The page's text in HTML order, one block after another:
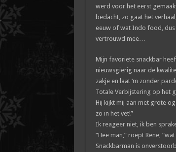
werd voor het eerst
bedacht, zo gaat het
eeuw of wat Indo food, dus
vertrouwd mee…
Mijn favoriete snackbar
nieuwsgierig naar de
zakje en laat ‘m zonder
Totale Verbijstering op het
Hij kijkt mij aan met grote
zo in het vet!”
Ik reageer niet, ik ben
“Hee man,” roept Rene,
Snackbarman is